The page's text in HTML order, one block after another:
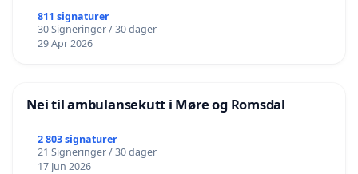
811 signaturer
30 Signeringer / 30 dager
29 Apr 2026
Nei til ambulansekutt i Møre og Romsdal
2 803 signaturer
21 Signeringer / 30 dager
17 Jun 2026